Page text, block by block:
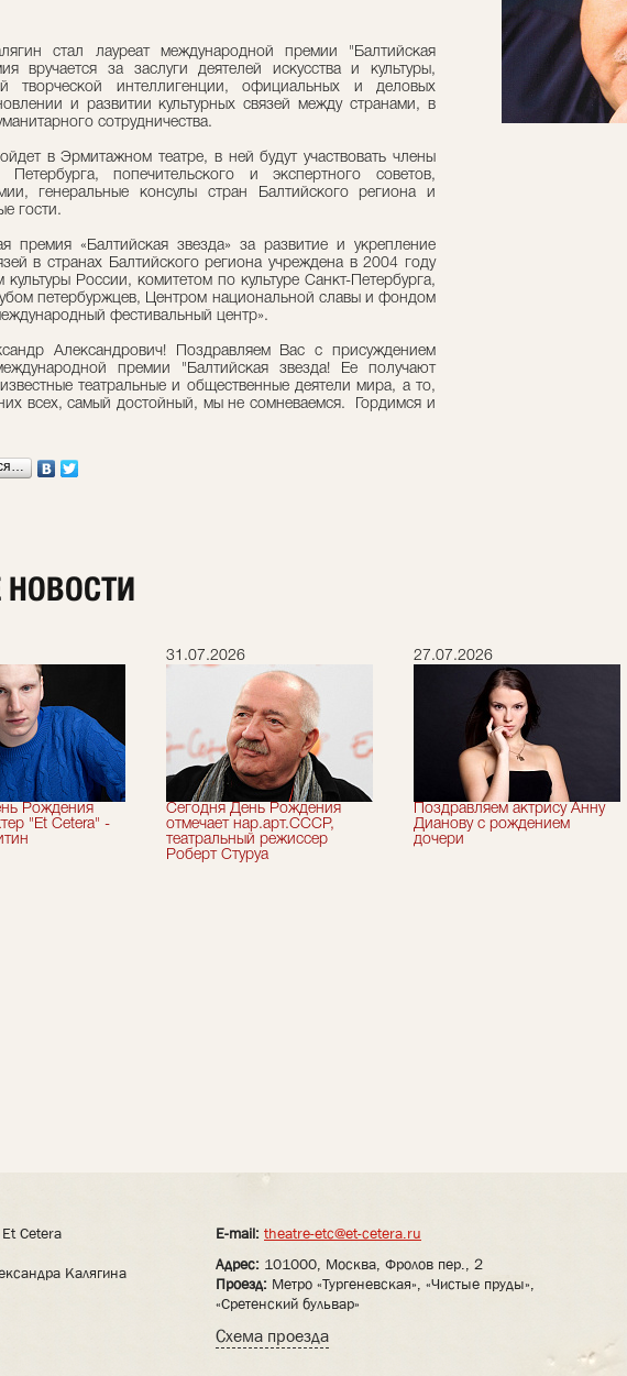
стал лауреат международной премии "Балтийская
вручается за заслуги деятелей искусства и культуры,
творческой интеллигенции, официальных и деловых
и развитии культурных связей между странами, в
сотрудничества.
в Эрмитажном театре, в ней будут участвовать члены
Петербурга, попечительского и экспертного советов,
генеральные консулы стран Балтийского региона и
гости.
премия «Балтийская звезда» за развитие и укрепление
в странах Балтийского региона учреждена в 2004 году
культуры России, комитетом по культуре Санкт-Петербурга,
петербуржцев, Центром национальной славы и фондом
фестивальный центр».
Александрович! Поздравляем Вас с присуждением
премии "Балтийская звезда! Ее получают
театральные и общественные деятели мира, а то,
всех, самый достойный, мы не сомневаемся. Гордимся и
НОВОСТИ
Рождения
"Et Cetera" -
31.07.2026
Сегодня День Рождения
отмечает нар.арт.СССР,
театральный режиссер
Роберт Стуруа
27.07.2026
Поздравляем актрису Анну
Дианову с рождением
дочери
Cetera
Калягина
E-mail: theatre-etc@et-cetera.ru
Адрес: 101000, Москва, Фролов пер., 2
Проезд: Метро «Тургеневская», «Чистые пруды»,
«Сретенский бульвар»
Схема проезда